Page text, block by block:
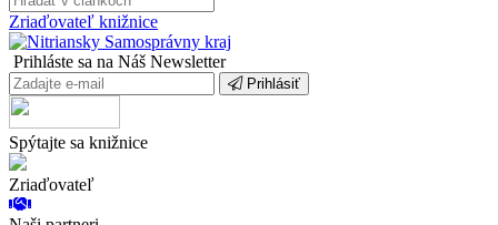
Zriaďovateľ knižnice
Prihláste sa na Náš Newsletter
Prihlásiť
Spýtajte sa knižnice
Zriaďovateľ